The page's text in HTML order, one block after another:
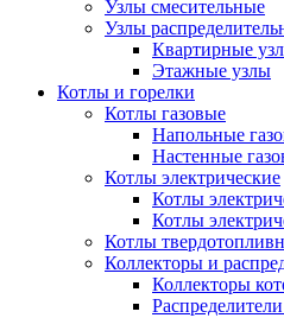
Узлы смесительные
Узлы
Квартирные
Этажные узлы
Котлы и горелки
Котлы газовые
Напольные
Настенные
Котлы электрические
Котлы
Котлы
Котлы
Коллекторы и
Коллекторы